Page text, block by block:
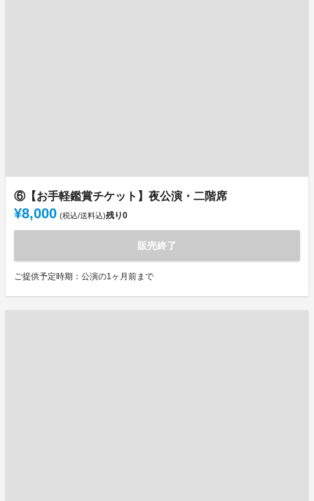
⑥【お手軽鑑賞チケット】夜公演・二階席
¥8,000 (税込/送料込)残り0
販売終了
ご提供予定時期：公演の1ヶ月前まで